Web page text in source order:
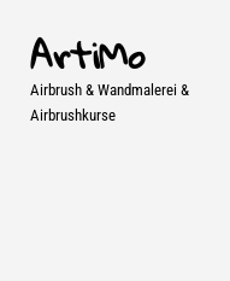
content
ArtiMo
Airbrush & Wandmalerei &
Airbrushkurse